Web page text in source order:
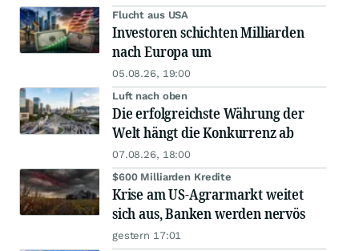
Flucht aus USA
Investoren schichten Milliarden
nach Europa um
05.08.26, 19:00
Luft nach oben
Die erfolgreichste Währung der
Welt hängt die Konkurrenz ab
07.08.26, 18:00
$600 Milliarden Kredite
Krise am US-Agrarmarkt weitet
sich aus, Banken werden nervös
gestern 17:01